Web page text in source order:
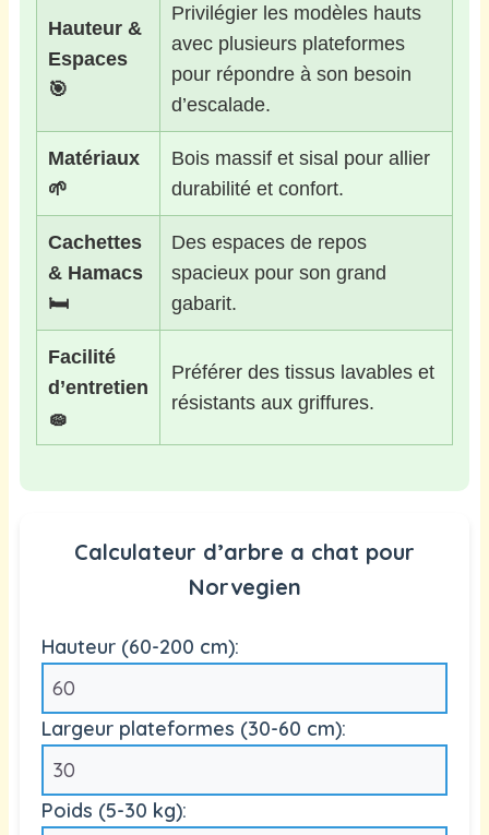
Hauteur &
Espaces
🎯
Privilégier les modèles hauts
avec plusieurs plateformes
pour répondre à son besoin
d’escalade.
Matériaux
🌱
Bois massif et sisal pour allier
durabilité et confort.
Cachettes
& Hamacs
🛏️
Des espaces de repos
spacieux pour son grand
gabarit.
Facilité
d’entretien
🧽
Préférer des tissus lavables et
résistants aux griffures.
Calculateur d’arbre a chat pour
Norvegien
Hauteur (60-200 cm):
Largeur plateformes (30-60 cm):
Poids (5-30 kg):